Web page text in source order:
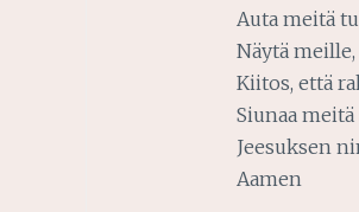
Auta meitä
Näytä
Kiitos, että
Siunaa
Jeesuksen
Aamen